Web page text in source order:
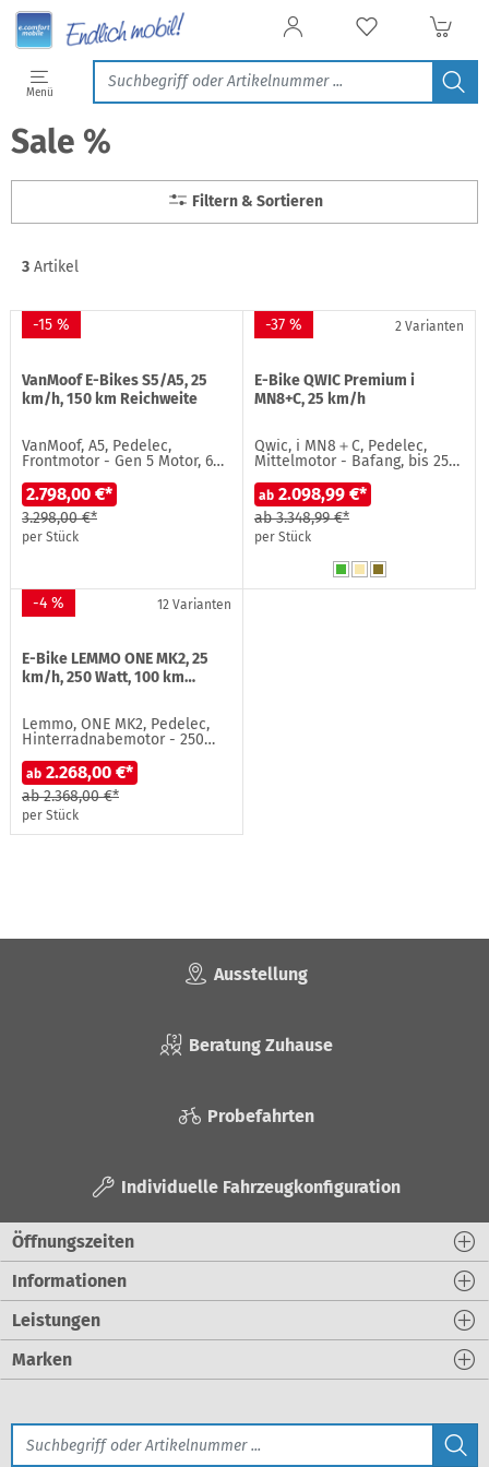
Menü
Treffer in Kategorien
Sale %
Filtern & Sortieren
Filtern & Sortieren
3 Artikel
-15 %
VanMoof E-Bikes S5/A5, 25
km/h, 150 km Reichweite
VanMoof, A5, Pedelec,
Frontmotor - Gen 5 Motor, 6…
2.798,00 €*
3.298,00 €*
per Stück
2 Varianten
-37 %
E-Bike QWIC Premium i
MN8+C, 25 km/h
Qwic, i MN8＋C, Pedelec,
Mittelmotor - Bafang, bis 25…
ab 2.098,99 €*
ab3.348,99 €*
per Stück
12 Varianten
-4 %
E-Bike LEMMO ONE MK2, 25
km/h, 250 Watt, 100 km…
Lemmo, ONE MK2, Pedelec,
Hinterradnabemotor - 250…
ab 2.268,00 €*
ab2.368,00 €*
per Stück
Ausstellung
Beratung Zuhause
Probefahrten
Individuelle Fahrzeugkonfiguration
Öffnungszeiten
Informationen
Leistungen
Marken